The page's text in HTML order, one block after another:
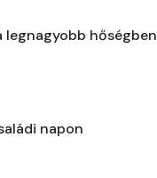
legnagyobb hőségben
napon